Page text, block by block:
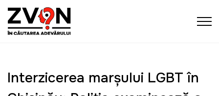
Interzicerea marşului LGBT în